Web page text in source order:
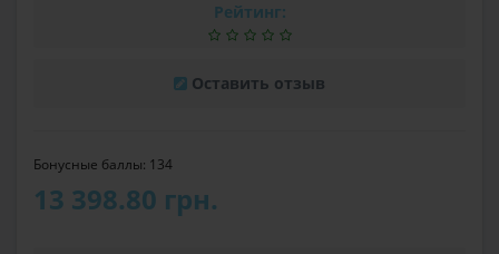
Рейтинг:
Оставить отзыв
Бонусные баллы: 134
13 398.80 грн.